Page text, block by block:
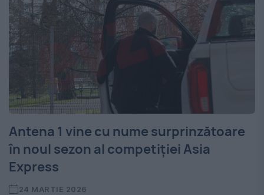
Antena 1 vine cu nume surprinzătoare
în noul sezon al competiției Asia
Express
24 MARTIE 2026